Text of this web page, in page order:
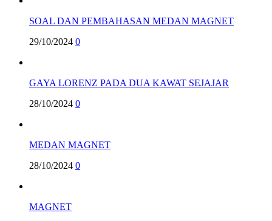
SOAL DAN PEMBAHASAN MEDAN MAGNET
29/10/2024 0
GAYA LORENZ PADA DUA KAWAT SEJAJAR
28/10/2024 0
MEDAN MAGNET
28/10/2024 0
MAGNET